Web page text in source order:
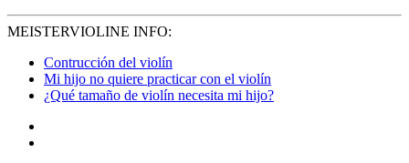
MEISTERVIOLINE INFO:
Contrucción del violín
Mi hijo no quiere practicar con el violín
¿Qué tamaño de violín necesita mi hijo?